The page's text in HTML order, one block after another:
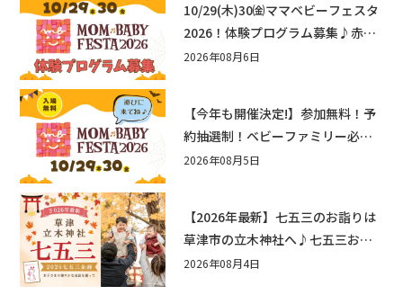
10/29(木)30㈮ママベビーフェスタ
2026！体験プログラム募集♪赤ち
ゃん向けイベントに出演しません
2026年08月6日
【今年も開催決定!】参加無料！予
約抽選制！ベビーファミリー必見
☆入場無料☆10/29(木)30(金)ママ
2026年08月5日
【2026年最新】七五三のお詣りは
草津市の立木神社へ♪七五三お祝
い企画をご紹介！
2026年08月4日